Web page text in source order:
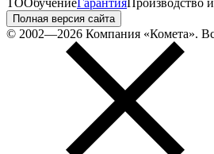
ТООбучениеГарантияПроизводство
Полная версия сайта
© 2002—2026 Компания «Комета».